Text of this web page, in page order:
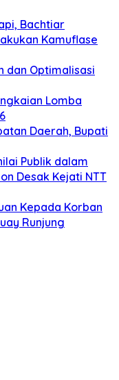
Bachtiar
Kamuflase
dan Optimalisasi
Lomba
Daerah, Bupati
Publik dalam
Desak Kejati NTT
Kepada Korban
Runjung